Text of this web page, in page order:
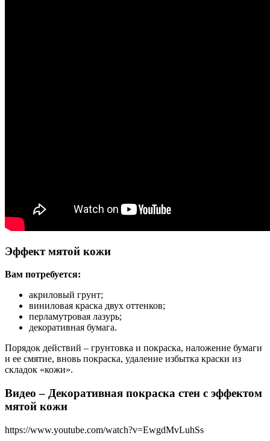
Эффект мятой кожи
Вам потребуется:
акриловый грунт;
виниловая краска двух оттенков;
перламутровая лазурь;
декоративная бумага.
Порядок действий – грунтовка и покраска, наложение бумаги
и ее смятие, вновь покраска, удаление избытка краски из
складок «кожи».
Видео – Декоративная покраска стен с эффектом
мятой кожи
https://www.youtube.com/watch?v=EwgdMvLuhSs